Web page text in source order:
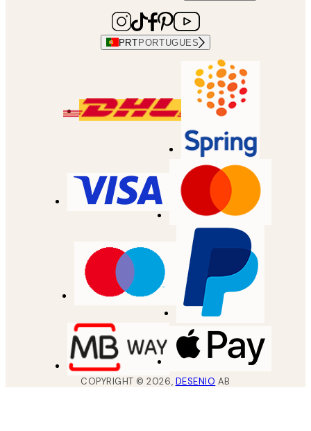
PRTPORTUGUES
COPYRIGHT ©2026, DESENIO AB